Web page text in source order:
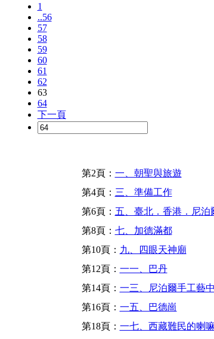
1
..56
57
58
59
60
61
62
63
64
下一頁
第2頁： 一、朝聖與旅遊
第4頁： 三、準備工作
第6頁： 五、臺北．香港．尼泊
第8頁： 七、加德滿都
第10頁： 九、四眼天神廟
第12頁： 一一、巴丹
第14頁： 一三、尼泊爾手工藝
第16頁： 一五、巴德崗
第18頁： 一七、西藏難民的喇